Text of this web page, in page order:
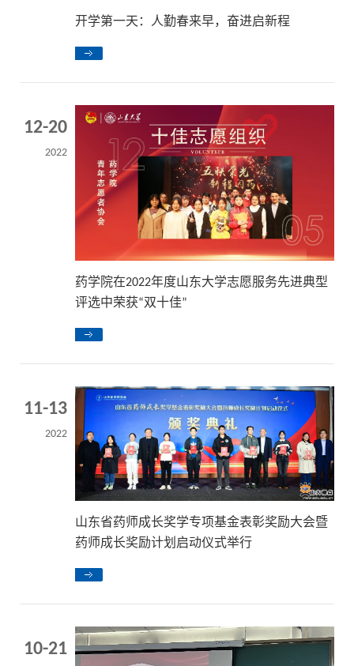
开学第一天：人勤春来早，奋进启新程
12-20
2022
药学院在2022年度山东大学志愿服务先进典型
评选中荣获“双十佳”
11-13
2022
山东省药师成长奖学专项基金表彰奖励大会暨
药师成长奖励计划启动仪式举行
10-21